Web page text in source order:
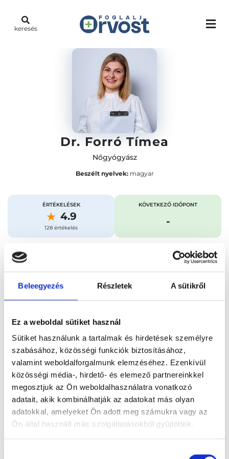
Beleegyezés Részletek A sütikről
Ez a weboldal sütiket használ
Sütiket használunk a tartalmak és hirdetések személyre
szabásához, közösségi funkciók biztosításához,
valamint weboldalforgalmunk elemzéséhez. Ezenkívül
közösségi média-, hirdető- és elemező partnereinkkel
megosztjuk az Ön weboldalhasználatra vonatkozó
adatait, akik kombinálhatják az adatokat más olyan
adatokkal, amelyeket Ön adott meg számukra vagy az
Ön által használt más szolgáltatásokból gyűjtöttek.
keresés
Dr. Forró Tímea
Nőgyógyász
Beszélt nyelvek:magyar
ÉRTÉKELÉSEK
4.9
128 értékelés
KÖVETKEZŐ IDŐPONT
-
Időpontfoglalás Vélemények
Foglalj időpontot
Összes szakterület
Főoldal
Dr. Forró Tímea